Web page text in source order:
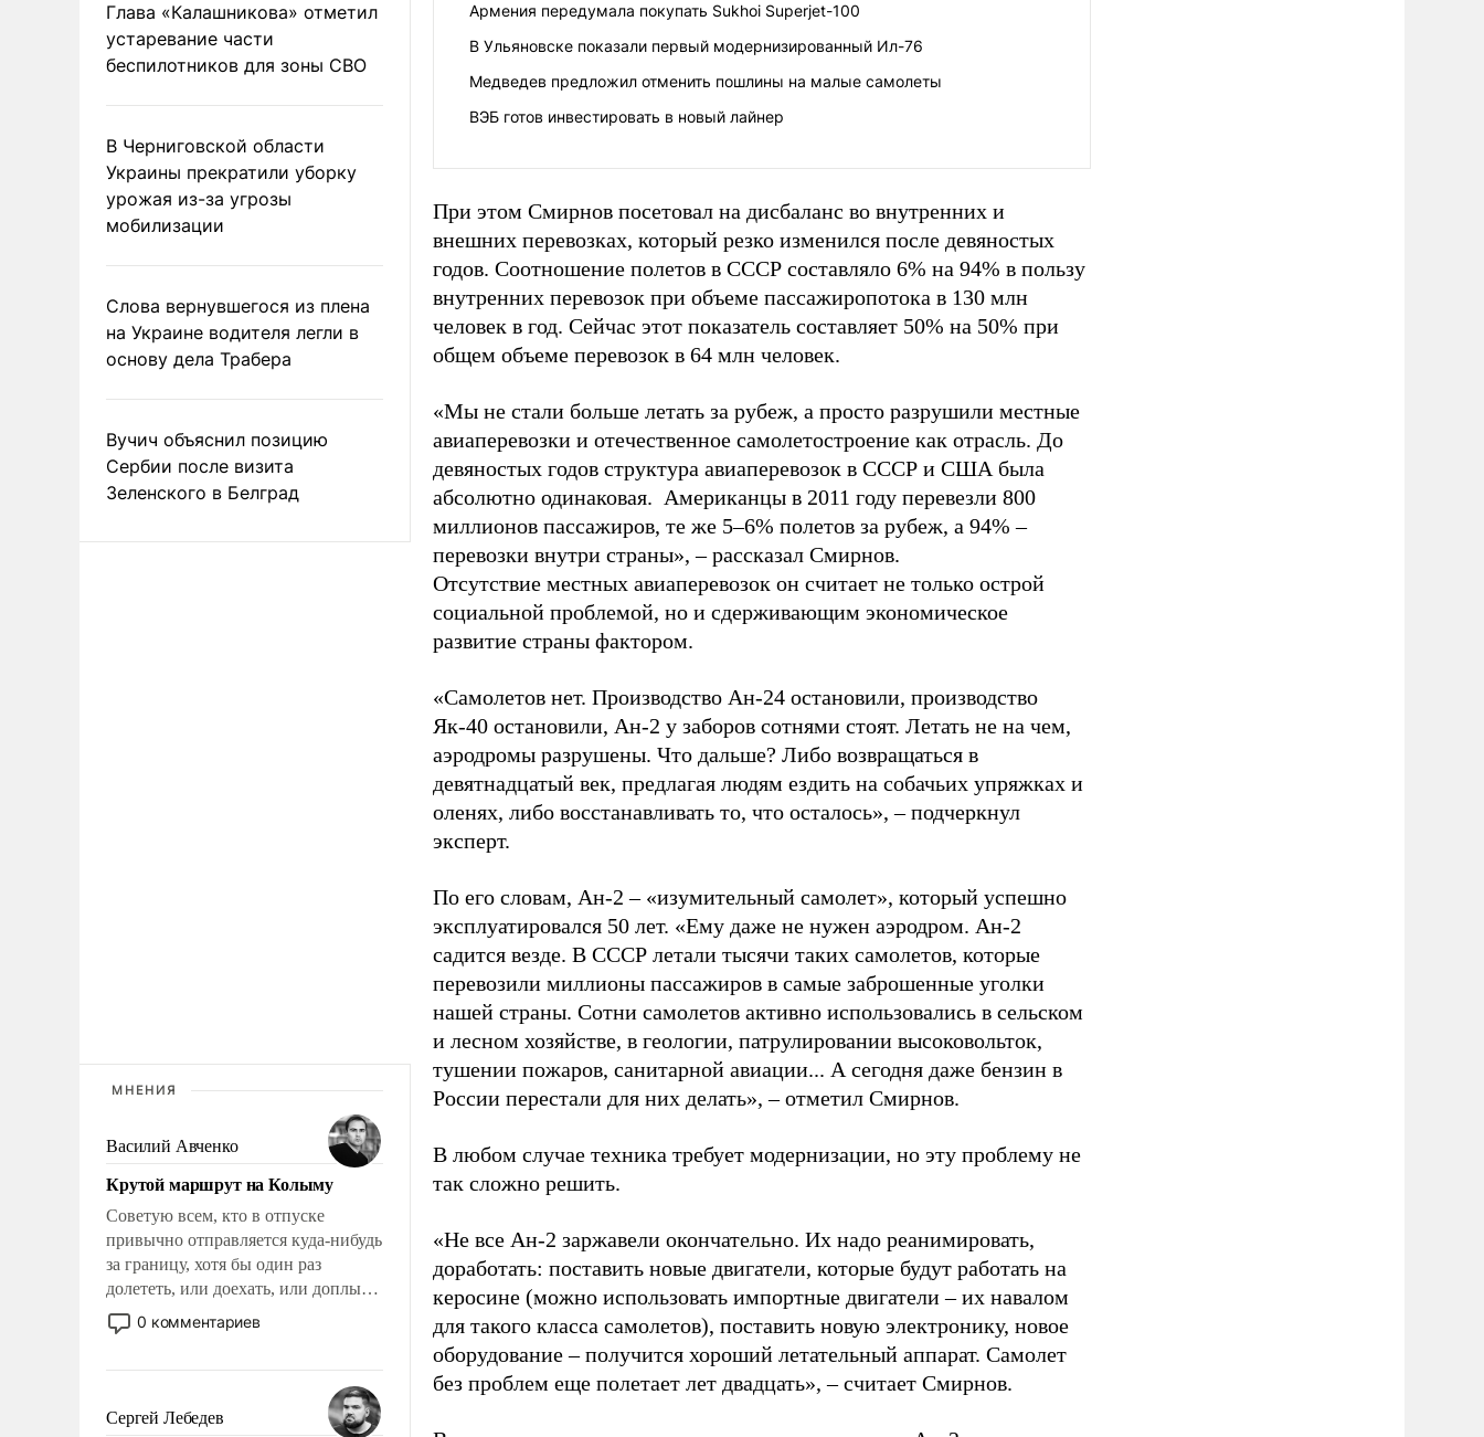
Глава «Калашникова» отметил
устаревание части
беспилотников для зоны СВО
В Черниговской области
Украины прекратили уборку
урожая из-за угрозы
мобилизации
Слова вернувшегося из плена
на Украине водителя легли в
основу дела Трабера
Вучич объяснил позицию
Сербии после визита
Зеленского в Белград
МНЕНИЯ
Василий Авченко
Крутой маршрут на Колыму
Советую всем, кто в отпуске
привычно отправляется куда-нибудь
за границу, хотя бы один раз
долететь, или доехать, или доплыть
до Колымы, до края нашей
ойкумены. Точно знаю: это станет и
0 комментариев
Сергей Лебедев
Армения передумала покупать Sukhoi Superjet-100
В Ульяновске показали первый модернизированный Ил-76
Медведев предложил отменить пошлины на малые самолеты
ВЭБ готов инвестировать в новый лайнер
При этом Смирнов посетовал на дисбаланс во внутренних и
внешних перевозках, который резко изменился после девяностых
годов. Соотношение полетов в СССР составляло 6% на 94% в пользу
внутренних перевозок при объеме пассажиропотока в 130 млн
человек в год. Сейчас этот показатель составляет 50% на 50% при
общем объеме перевозок в 64 млн человек.
«Мы не стали больше летать за рубеж, а просто разрушили местные
авиаперевозки и отечественное самолетостроение как отрасль. До
девяностых годов структура авиаперевозок в СССР и США была
абсолютно одинаковая. Американцы в 2011 году перевезли 800
миллионов пассажиров, те же 5–6% полетов за рубеж, а 94% –
перевозки внутри страны», – рассказал Смирнов.
Отсутствие местных авиаперевозок он считает не только острой
социальной проблемой, но и сдерживающим экономическое
развитие страны фактором.
«Самолетов нет. Производство Ан-24 остановили, производство
Як-40 остановили, Ан-2 у заборов сотнями стоят. Летать не на чем,
аэродромы разрушены. Что дальше? Либо возвращаться в
девятнадцатый век, предлагая людям ездить на собачьих упряжках и
оленях, либо восстанавливать то, что осталось», – подчеркнул
эксперт.
По его словам, Ан-2 – «изумительный самолет», который успешно
эксплуатировался 50 лет. «Ему даже не нужен аэродром. Ан-2
садится везде. В СССР летали тысячи таких самолетов, которые
перевозили миллионы пассажиров в самые заброшенные уголки
нашей страны. Сотни самолетов активно использовались в сельском
и лесном хозяйстве, в геологии, патрулировании высоковольток,
тушении пожаров, санитарной авиации... А сегодня даже бензин в
России перестали для них делать», – отметил Смирнов.
В любом случае техника требует модернизации, но эту проблему не
так сложно решить.
«Не все Ан-2 заржавели окончательно. Их надо реанимировать,
доработать: поставить новые двигатели, которые будут работать на
керосине (можно использовать импортные двигатели – их навалом
для такого класса самолетов), поставить новую электронику, новое
оборудование – получится хороший летательный аппарат. Самолет
без проблем еще полетает лет двадцать», – считает Смирнов.